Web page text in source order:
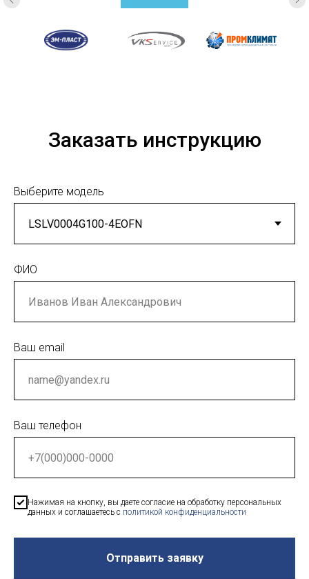
Заказать инструкцию
Выберите модель
ФИО
Ваш email
Ваш телефон
Нажимая на кнопку, вы даете согласие на обработку персональных
данных и соглашаетесь c политикой конфиденциальности
Отправить заявку